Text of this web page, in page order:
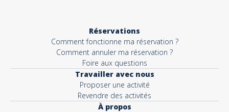
Réservations
Comment fonctionne ma réservation ?
Comment annuler ma réservation ?
Foire aux questions
Travailler avec nous
Proposer une activité
Revendre des activités
À propos